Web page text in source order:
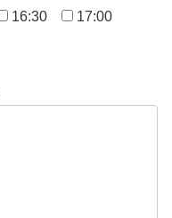
16:30
17:00